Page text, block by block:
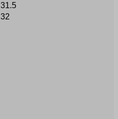
31.5
32